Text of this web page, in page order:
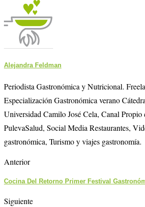
Alejandra Feldman
Periodista Gastronómica y Nutricional.
Especialización Gastronómica verano
Universidad Camilo José Cela, Canal Propio
PulevaSalud, Social Media Restaurantes,
gastronómica, Turismo y viajes gastronomía.
Anterior
Cocina Del Retorno Primer Festival
Siguiente